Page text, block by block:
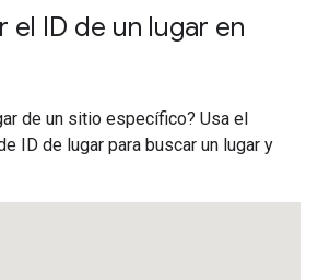
el ID de un lugar en
de un sitio específico? Usa el
ID de lugar para buscar un lugar y